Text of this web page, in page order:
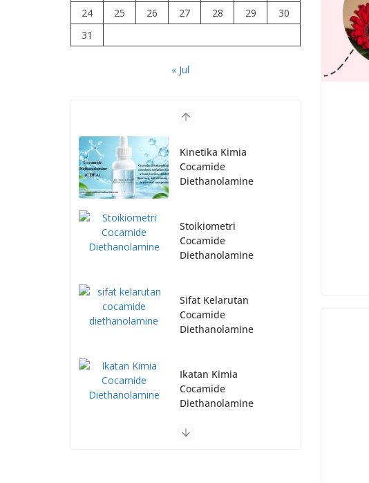
24
25 26 27 28 29
30
31
« Jul
Kinetika Kimia
Cocamide
Diethanolamine
Stoikiometri
Cocamide
Diethanolamine
Sifat Kelarutan
Cocamide
Diethanolamine
Ikatan Kimia
Cocamide
Diethanolamine